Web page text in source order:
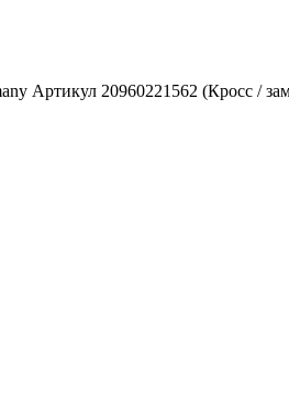
Артикул 20960221562 (Кросс /